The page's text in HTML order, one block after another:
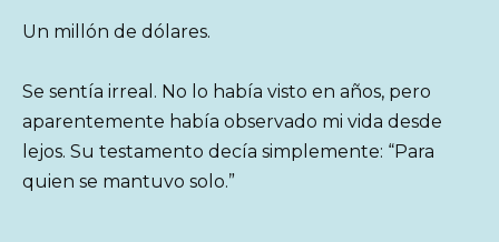
Un millón de dólares.
Se sentía irreal. No lo había visto en años, pero
aparentemente había observado mi vida desde
lejos. Su testamento decía simplemente: “Para
quien se mantuvo solo.”